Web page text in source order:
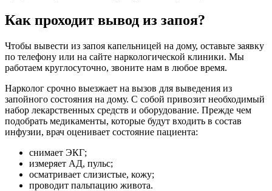
Как проходит вывод из запоя?
Чтобы вывести из запоя капельницей на дому, оставьте заявку
по телефону или на сайте наркологической клиники. Мы
работаем круглосуточно, звоните нам в любое время.
Нарколог срочно выезжает на вызов для выведения из
запойного состояния на дому. С собой привозит необходимый
набор лекарственных средств и оборудование. Прежде чем
подобрать медикаменты, которые будут входить в состав
инфузии, врач оценивает состояние пациента:
снимает ЭКГ;
измеряет АД, пульс;
осматривает слизистые, кожу;
проводит пальпацию живота.